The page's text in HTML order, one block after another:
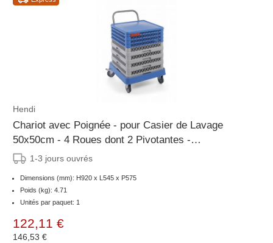
Hendi
Chariot avec Poignée - pour Casier de Lavage
50x50cm - 4 Roues dont 2 Pivotantes -
575x545x(H)920mm
1-3 jours ouvrés
Dimensions (mm): H920 x L545 x P575
Poids (kg): 4.71
Unités par paquet: 1
122,11 €
146,53 €